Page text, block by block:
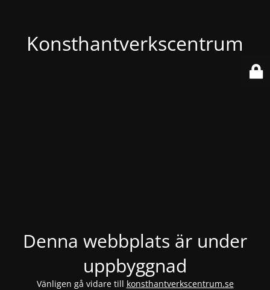
Konsthantverkscentrum
Denna webbplats är under
uppbyggnad
Vänligen gå vidare till konsthantverkscentrum.se